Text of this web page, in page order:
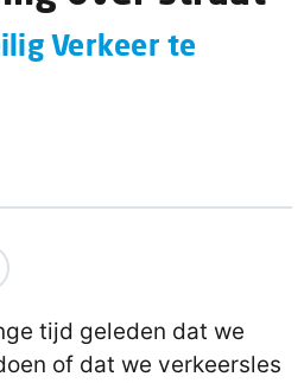
Verkeer te
tijd geleden dat we
of dat we verkeersles